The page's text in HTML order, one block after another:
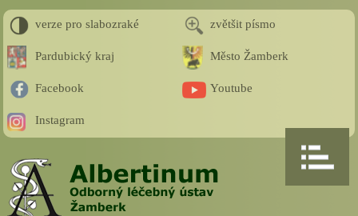
verze pro slabozraké zvětšit písmo
Pardubický kraj Město Žamberk
Facebook Youtube
Instagram